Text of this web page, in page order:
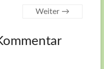
Weiter →